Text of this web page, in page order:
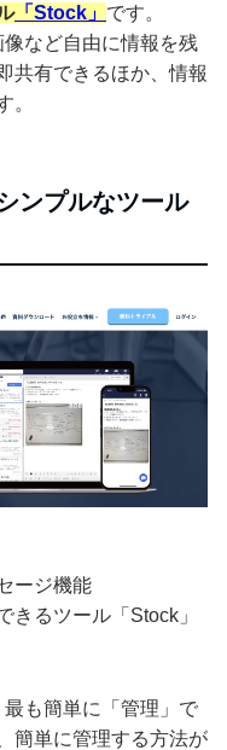
「Stock」 です。
など自由に情報を残
共有できるほか、情報
。
ンプルなツール
ージ機能
きるツール「Stock」
も簡単に「管理」で
簡単に管理する方法が